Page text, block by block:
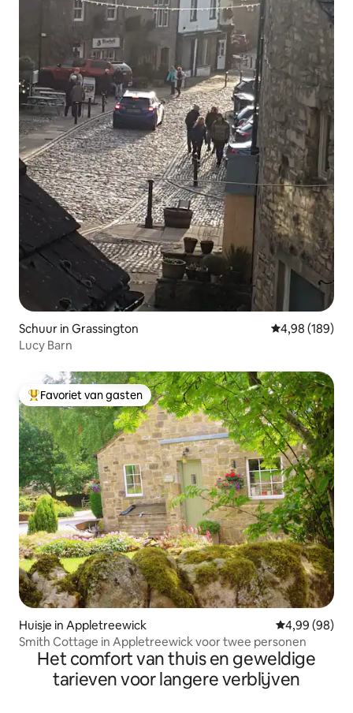
Schuur in Grassington Gemiddelde
4,98 (189)
Lucy Barn
Topfavoriet van gasten
Favoriet van gasten
Huisje in Appletreewick Gemiddelde
4,99 (98)
Smith Cottage in Appletreewick voor twee personen
Het comfort van thuis en geweldige
tarieven voor langere verblijven